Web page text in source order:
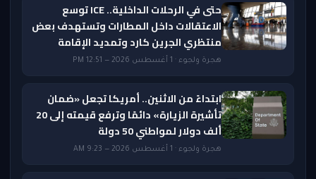
حتى في الرحلات الداخلية.. ICE توسع
الاعتقالات داخل المطارات وتستهدف بعض
منتظري الجرين كارد وتمديد الإقامة
هجرة ولجوء · 1 أغسطس 2026 — 12:51 PM
ابتداءً من الاثنين.. أمريكا تجعل «ضمان
تأشيرة الزيارة» دائمًا وترفع قيمته إلى 20
ألف دولار لمواطني 50 دولة
هجرة ولجوء · 1 أغسطس 2026 — 9:23 AM